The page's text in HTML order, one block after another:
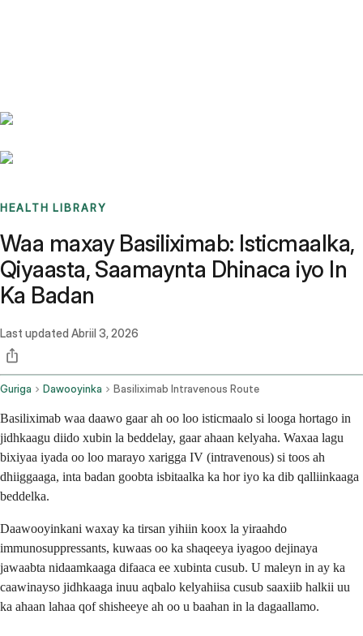
HEALTH LIBRARY
Waa maxay Basiliximab: Isticmaalka,
Qiyaasta, Saamaynta Dhinaca iyo In
Ka Badan
Last updated Abriil 3, 2026
Guriga Dawooyinka Basiliximab Intravenous Route
Basiliximab waa daawo gaar ah oo loo isticmaalo si looga hortago in
jidhkaagu diido xubin la beddelay, gaar ahaan kelyaha. Waxaa lagu
bixiyaa iyada oo loo marayo xarigga IV (intravenous) si toos ah
dhiiggaaga, inta badan goobta isbitaalka ka hor iyo ka dib qalliinkaaga
beddelka.
Daawooyinkani waxay ka tirsan yihiin koox la yiraahdo
immunosuppressants, kuwaas oo ka shaqeeya iyagoo dejinaya
jawaabta nidaamkaaga difaaca ee xubinta cusub. U maleyn in ay ka
caawinayso jidhkaaga inuu aqbalo kelyahiisa cusub saaxiib halkii uu
ka ahaan lahaa qof shisheeye ah oo u baahan in la dagaallamo.